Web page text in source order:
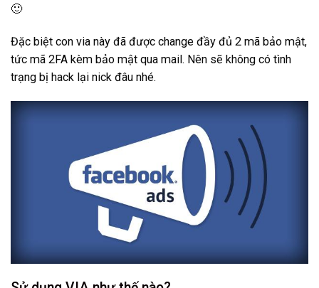
🙂
Đặc biệt con via này đã được change đầy đủ 2 mã bảo mật,
tức mã 2FA kèm bảo mật qua mail. Nên sẽ không có tình
trạng bị hack lại nick đâu nhé.